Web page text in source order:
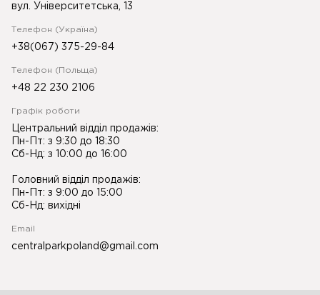
вул. Університетська, 13
Телефон (Україна)
+38(067) 375-29-84
Телефон (Польща)
+48 22 230 2106
Графік роботи
Центральний відділ продажів:
Пн-Пт: з 9:30 до 18:30
Сб-Нд: з 10:00 до 16:00
Головний відділ продажів:
Пн-Пт: з 9:00 до 15:00
Сб-Нд: вихідні
Email
centralparkpoland@gmail.com